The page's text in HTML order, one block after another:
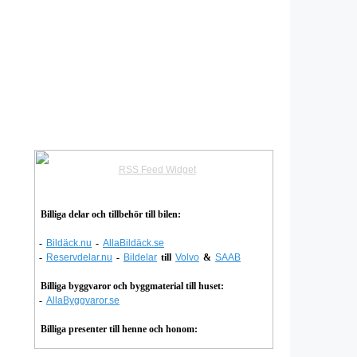
RSS Feed Widget
Billiga delar och tillbehör till bilen:
- Bildäck.nu - AllaBildäck.se
- Reservdelar.nu - Bildelar till Volvo & SAAB
Billiga byggvaror och byggmaterial till huset:
- AllaByggvaror.se
Billiga presenter till henne och honom: